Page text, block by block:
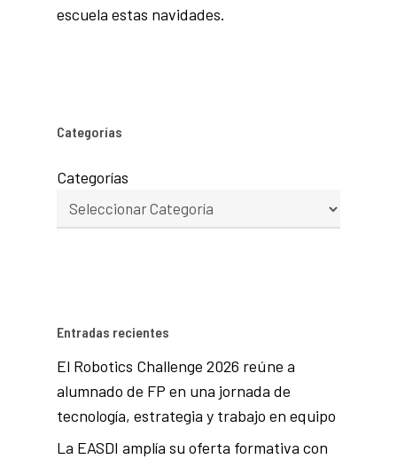
escuela estas navidades.
Categorías
Categorías
Entradas recientes
El Robotics Challenge 2026 reúne a
alumnado de FP en una jornada de
tecnología, estrategia y trabajo en equipo
La EASDI amplía su oferta formativa con